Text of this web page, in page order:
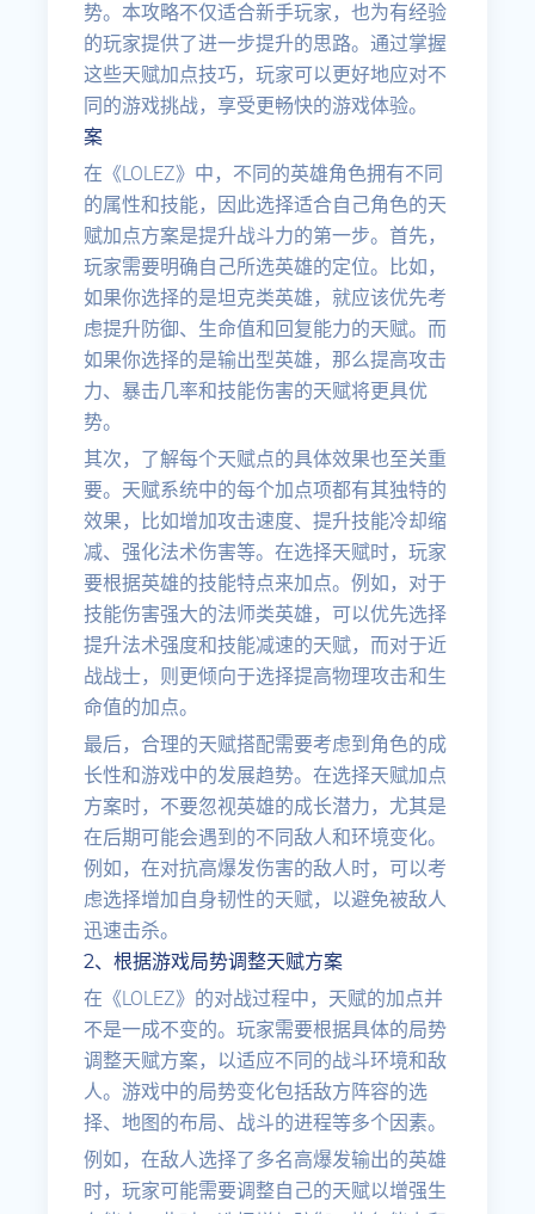
势。本攻略不仅适合新手玩家，也为有经验
的玩家提供了进一步提升的思路。通过掌握
这些天赋加点技巧，玩家可以更好地应对不
同的游戏挑战，享受更畅快的游戏体验。
案
在《LOLEZ》中，不同的英雄角色拥有不同
的属性和技能，因此选择适合自己角色的天
赋加点方案是提升战斗力的第一步。首先，
玩家需要明确自己所选英雄的定位。比如，
如果你选择的是坦克类英雄，就应该优先考
虑提升防御、生命值和回复能力的天赋。而
如果你选择的是输出型英雄，那么提高攻击
力、暴击几率和技能伤害的天赋将更具优
势。
其次，了解每个天赋点的具体效果也至关重
要。天赋系统中的每个加点项都有其独特的
效果，比如增加攻击速度、提升技能冷却缩
减、强化法术伤害等。在选择天赋时，玩家
要根据英雄的技能特点来加点。例如，对于
技能伤害强大的法师类英雄，可以优先选择
提升法术强度和技能减速的天赋，而对于近
战战士，则更倾向于选择提高物理攻击和生
命值的加点。
最后，合理的天赋搭配需要考虑到角色的成
长性和游戏中的发展趋势。在选择天赋加点
方案时，不要忽视英雄的成长潜力，尤其是
在后期可能会遇到的不同敌人和环境变化。
例如，在对抗高爆发伤害的敌人时，可以考
虑选择增加自身韧性的天赋，以避免被敌人
迅速击杀。
2、根据游戏局势调整天赋方案
在《LOLEZ》的对战过程中，天赋的加点并
不是一成不变的。玩家需要根据具体的局势
调整天赋方案，以适应不同的战斗环境和敌
人。游戏中的局势变化包括敌方阵容的选
择、地图的布局、战斗的进程等多个因素。
例如，在敌人选择了多名高爆发输出的英雄
时，玩家可能需要调整自己的天赋以增强生